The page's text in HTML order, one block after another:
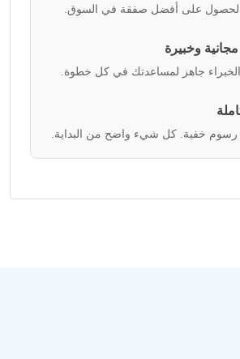
على أفضل صفقة في السوق.
وخبيرة
جاهز لمساعدتك في كل خطوة.
رسوم خفية. كل شيء واضح من البداية.